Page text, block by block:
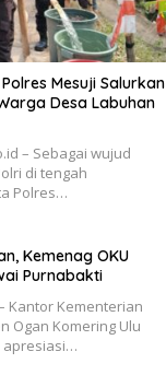
Mesuji Salurkan
Desa Labuhan
– Sebagai wujud
di tengah
Polres…
Kemenag OKU
Purnabakti
Kantor Kementerian
Ogan Komering Ulu
apresiasi…